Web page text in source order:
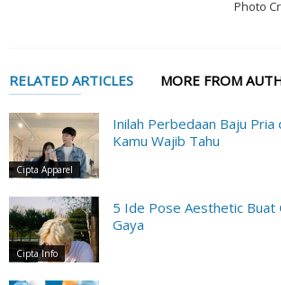
Photo
RELATED ARTICLES MORE FROM
Cipta Apparel
Inilah Perbedaan Baju Pria
Kamu Wajib Tahu
Cipta Info
5 Ide Pose Aesthetic Buat
Gaya